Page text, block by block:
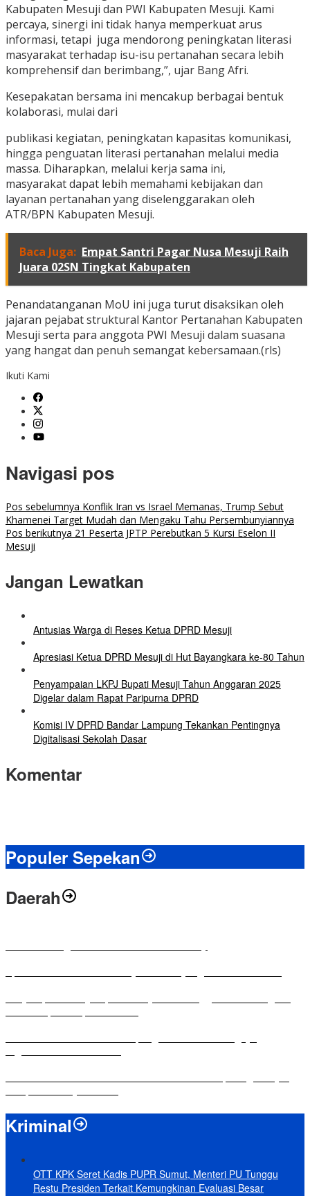
Kabupaten Mesuji dan PWI Kabupaten Mesuji. Kami
percaya, sinergi ini tidak hanya memperkuat arus
informasi, tetapi juga mendorong peningkatan literasi
masyarakat terhadap isu-isu pertanahan secara lebih
komprehensif dan berimbang,”, ujar Bang Afri.
Kesepakatan bersama ini mencakup berbagai bentuk
kolaborasi, mulai dari
publikasi kegiatan, peningkatan kapasitas komunikasi,
hingga penguatan literasi pertanahan melalui media
massa. Diharapkan, melalui kerja sama ini,
masyarakat dapat lebih memahami kebijakan dan
layanan pertanahan yang diselenggarakan oleh
ATR/BPN Kabupaten Mesuji.
Baca Juga: Empat Santri Pagar Nusa Mesuji Raih
Juara 02SN Tingkat Kabupaten
Penandatanganan MoU ini juga turut disaksikan oleh
jajaran pejabat struktural Kantor Pertanahan Kabupaten
Mesuji serta para anggota PWI Mesuji dalam suasana
yang hangat dan penuh semangat kebersamaan.(rls)
Ikuti Kami
Navigasi pos
Pos sebelumnya Konflik Iran vs Israel Memanas, Trump Sebut
Khamenei Target Mudah dan Mengaku Tahu Persembunyiannya
Pos berikutnya 21 Peserta JPTP Perebutkan 5 Kursi Eselon II
Mesuji
Jangan Lewatkan
Antusias Warga di Reses Ketua DPRD Mesuji
Apresiasi Ketua DPRD Mesuji di Hut Bayangkara ke-80 Tahun
Penyampaian LKPJ Bupati Mesuji Tahun Anggaran 2025
Digelar dalam Rapat Paripurna DPRD
Komisi IV DPRD Bandar Lampung Tekankan Pentingnya
Digitalisasi Sekolah Dasar
Komentar
Populer Sepekan
Daerah
Kriminal
OTT KPK Seret Kadis PUPR Sumut, Menteri PU Tunggu
Restu Presiden Terkait Kemungkinan Evaluasi Besar